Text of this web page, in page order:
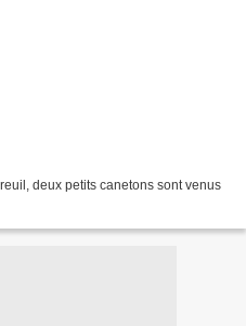
deux petits canetons sont venus